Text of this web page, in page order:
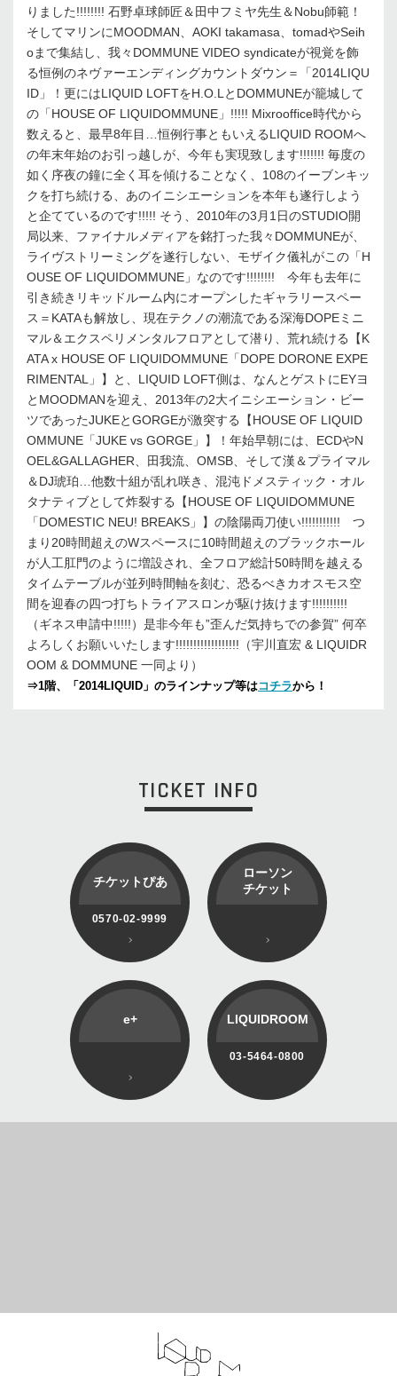
りました!!!!!!!! 石野卓球師匠＆田中フミヤ先生＆Nobu師範！
そしてマリンにMOODMAN、AOKI takamasa、tomadやSeih
oまで集結し、我々DOMMUNE VIDEO syndicateが視覚を飾
る恒例のネヴァーエンディングカウントダウン＝「2014LIQU
ID」！更にはLIQUID LOFTをH.O.LとDOMMUNEが籠城して
の「HOUSE OF LIQUIDOMMUNE」!!!!! Mixrooffice時代から
数えると、最早8年目…恒例行事ともいえるLIQUID ROOMへ
の年末年始のお引っ越しが、今年も実現致します!!!!!!! 毎度の
如く序夜の鐘に全く耳を傾けることなく、108のイーブンキッ
クを打ち続ける、あのイニシエーションを本年も遂行しよう
と企てているのです!!!!! そう、2010年の3月1日のSTUDIO開
局以来、ファイナルメディアを銘打った我々DOMMUNEが、
ライヴストリーミングを遂行しない、モザイク儀礼がこの「H
OUSE OF LIQUIDOMMUNE」なのです!!!!!!!! 今年も去年に
引き続きリキッドルーム内にオープンしたギャラリースペー
ス＝KATAも解放し、現在テクノの潮流である深海DOPEミニ
マル＆エクスペリメンタルフロアとして潜り、荒れ続ける【K
ATA x HOUSE OF LIQUIDOMMUNE「DOPE DORONE EXPE
RIMENTAL」】と、LIQUID LOFT側は、なんとゲストにEYヨ
とMOODMANを迎え、2013年の2大イニシエーション・ビー
ツであったJUKEとGORGEが激突する【HOUSE OF LIQUID
OMMUNE「JUKE vs GORGE」】！年始早朝には、ECDやN
OEL&GALLAGHER、田我流、OMSB、そして漢＆プライマル
＆DJ琥珀…他数十組が乱れ咲き、混沌ドメスティック・オル
タナティブとして炸裂する【HOUSE OF LIQUIDOMMUNE
「DOMESTIC NEU! BREAKS」】の陰陽両刀使い!!!!!!!!!!! つ
まり20時間超えのWスペースに10時間超えのブラックホール
が人工肛門のように増設され、全フロア総計50時間を越える
タイムテーブルが並列時間軸を刻む、恐るべきカオスモス空
間を迎春の四つ打ちトライアスロンが駆け抜けます!!!!!!!!!!
（ギネス申請中!!!!!）是非今年も”歪んだ気持ちでの参賀” 何卒
よろしくお願いいたします!!!!!!!!!!!!!!!!!!（宇川直宏 & LIQUIDR
OOM & DOMMUNE 一同より）
⇒1階、「2014LIQUID」のラインナップ等はコチラから！
TICKET INFO
チケットぴあ
0570-02-9999
ローソン
チケット
e+ LIQUIDROOM
03-5464-0800